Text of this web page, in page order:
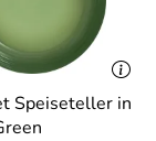
Speiseteller in